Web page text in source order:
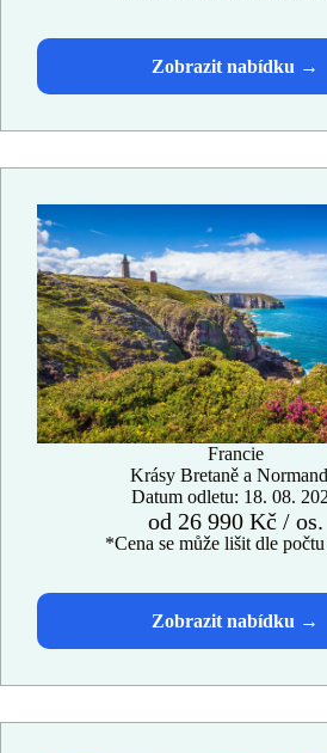
Francie
Krásy Bretaně a
Datum odletu: 18. 08.
od 26 990 Kč / os.
*Cena se může lišit dle